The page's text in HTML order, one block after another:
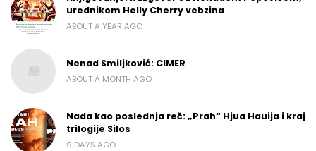
urednikom Helly Cherry vebzina
ABOUT A YEAR AGO
Nenad Smiljković: CIMER
ABOUT A MONTH AGO
Nada kao poslednja reč: „Prah“ Hjua Hauija i kraj
trilogije Silos
9 DAYS AGO